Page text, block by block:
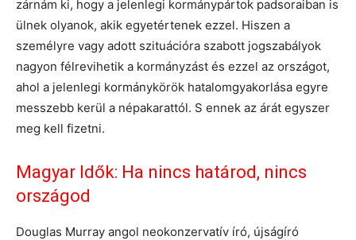
zárnám ki, hogy a jelenlegi kormánypártok padsoraiban is
ülnek olyanok, akik egyetértenek ezzel. Hiszen a
személyre vagy adott szituációra szabott jogszabályok
nagyon félrevihetik a kormányzást és ezzel az országot,
ahol a jelenlegi kormánykörök hatalomgyakorlása egyre
messzebb kerül a népakarattól. S ennek az árát egyszer
meg kell fizetni.
Magyar Idők: Ha nincs határod, nincs
országod
Douglas Murray angol neokonzervatív író, újságíró